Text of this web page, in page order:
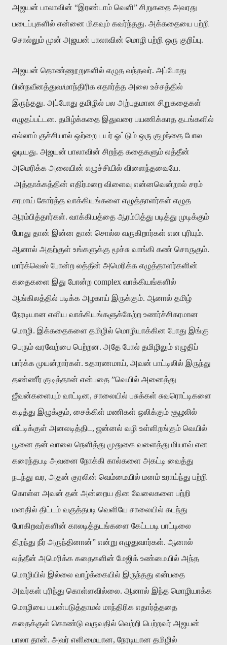
அஜயன் பாலாவின் “இரண்டாம் வெளி” சிறுகதை அவரது
படைப்புகளில் என்னை மிகவும் கவர்ந்தது. அக்கதையை பற்றி
சொல்லும் முன் அஜயன் பாலாவின் மொழி பற்றி ஒரு குறிப்பு.
அஜயன் தொண்ணூறுகளில் எழுத வந்தவர். அப்போது
பின்நவீனத்துவ/மாந்திரிக எதார்த்த அலை உச்சத்தில்
இருந்தது. அப்போது தமிழில் பல அற்புதமான சிறுகதைகள்
எழுதப்பட்டன. தமிழ்க்கதை இதுவரை பயணிக்காத தடங்களில்
எல்லாம் குச்சியால் ஒற்றை டயர் ஓட்டும் ஒரு குழந்தை போல
ஓடியது. அஜயன் பாலாவின் சிறந்த கதைகளும் லத்தீன்
அமெரிக்க அலையின் எழுச்சியில் விளைந்தவையே.
அத்தாக்கத்தின் எதிர்மறை விளைவு என்னவென்றால் சரம்
சரமாய் கோர்த்த வாக்கியங்களை எழுத்தாளர்கள் எழுத
ஆரம்பித்தார்கள். வாக்கியத்தை ஆரம்பித்து படித்து முடிக்கும்
போது தான் இன்ன தான் சொல்ல வருகிறார்கள் என புரியும்.
ஆனால் அதற்குள் உங்களுக்கு மூச்சு வாங்கி கண் சொருகும்.
மார்க்வெஸ் போன்ற லத்தீன் அமெரிக்க எழுத்தாளர்களின்
கதைகளை இது போன்ற complex வாக்கியங்களில்
ஆங்கிலத்தில் படிக்க அழகாய் இருக்கும். ஆனால் தமிழ்
நேரடியான எளிய வாக்கியங்களுக்கேற்ற உணர்ச்சிகரமான
மொழி. இக்கதைகளை தமிழில் மொழியாக்கின போது இங்கு
பெரும் வரவேற்பை பெற்றன. அதே போல் தமிழிலும் எழுதிப்
பார்க்க முயன்றார்கள். உதாரணமாய், அவன் பாட்டிலில் இருந்து
தண்ணீர் குடித்தான் என்பதை ”வெயில் அனைத்து
ஜீவன்களையும் வாட்டின, சாலையில் பசுக்கள் சுவரொட்டிகளை
கடித்து இழுக்கும், சைக்கிள் மணிகள் ஒலிக்கும் சூழலில்
வீட்டிக்குள் அனலடித்திட, ஜன்னல் வழி உள்ளிறங்கும் வெயில்
பூனை தன் வாலை நெளித்து முதுகை வளைத்து மியாவ் என
கரைந்தபடி அவனை நோக்கி கால்களை அகட்டி வைத்து
நடந்து வர, அதன் குரலின் வெம்மையில் மனம் உராய்ந்து பற்றி
கொள்ள அவன் தன் அன்றைய தின வேலைகளை பற்றி
மனதில் திட்டம் வகுத்தபடி வெளியே சாலையில் கடந்து
போகிறவர்களின் காலடித்தடங்களை கேட்டபடி பாட்டிலை
திறந்து நீர் அருந்தினான்” என்று எழுதுவார்கள். ஆனால்
லத்தீன் அமெரிக்க கதைகளின் மேஜிக் உண்மையில் அந்த
மொழியில் இல்லை வாழ்க்கையில் இருந்தது என்பதை
அவர்கள் புரிந்து கொள்ளவில்லை. ஆனால் இந்த மொழியாக்க
மொழியை பயன்படுத்தாமல் மாந்திரிக எதார்த்ததை
கதைக்குள் கொண்டு வருவதில் வெற்றி பெற்றவர் அஜயன்
பாலா தான். அவர் எளிமையான, நேரடியான தமிழில்